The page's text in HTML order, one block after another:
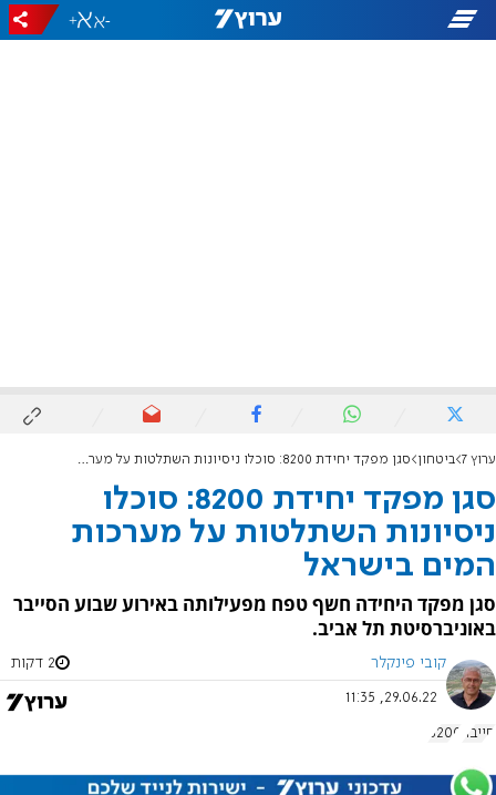
-
+
ערוץ 7 ביטחון סגן מפקד יחידת 8200: סוכלו ניסיונות השתלטות על מערכות המים בישראל
סגן מפקד יחידת 8200: סוכלו
ניסיונות השתלטות על מערכות
המים בישראל
סגן מפקד היחידה חשף טפח מפעילותה באירוע שבוע הסייבר
באוניברסיטת תל אביב.
קובי פינקלר 2 דקות
29.06.22, 11:35
סייבר 8200